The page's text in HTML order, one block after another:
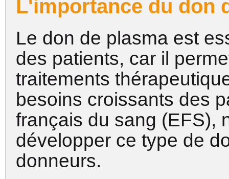
L'importance du don
Le don de plasma est
des patients, car il
traitements
besoins croissants des
français du sang (EFS),
développer ce type de
donneurs.